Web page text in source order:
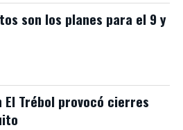
son los planes para el 9 y
Trébol provocó cierres